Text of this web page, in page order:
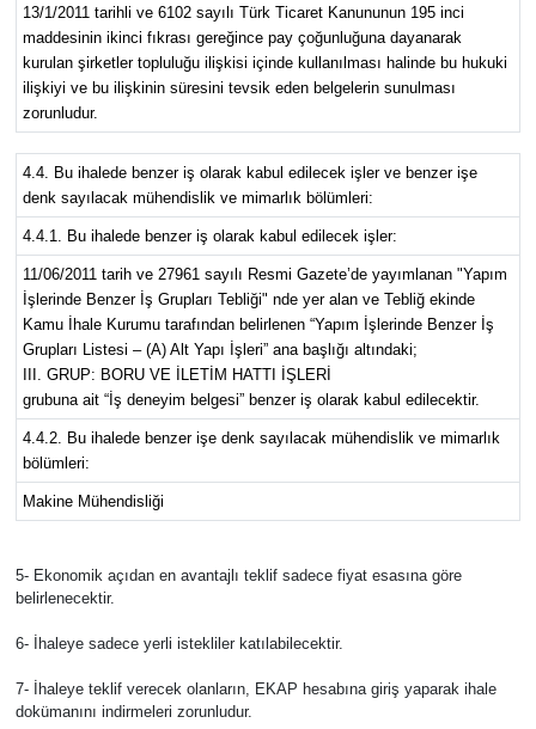
13/1/2011 tarihli ve 6102 sayılı Türk Ticaret Kanununun 195 inci
maddesinin ikinci fıkrası gereğince pay çoğunluğuna dayanarak
kurulan şirketler topluluğu ilişkisi içinde kullanılması halinde bu hukuki
ilişkiyi ve bu ilişkinin süresini tevsik eden belgelerin sunulması
zorunludur.
4.4. Bu ihalede benzer iş olarak kabul edilecek işler ve benzer işe
denk sayılacak mühendislik ve mimarlık bölümleri:
4.4.1. Bu ihalede benzer iş olarak kabul edilecek işler:
11/06/2011 tarih ve 27961 sayılı Resmi Gazete’de yayımlanan "Yapım
İşlerinde Benzer İş Grupları Tebliği" nde yer alan ve Tebliğ ekinde
Kamu İhale Kurumu tarafından belirlenen “Yapım İşlerinde Benzer İş
Grupları Listesi – (A) Alt Yapı İşleri” ana başlığı altındaki;
III. GRUP: BORU VE İLETİM HATTI İŞLERİ
grubuna ait “İş deneyim belgesi” benzer iş olarak kabul edilecektir.
4.4.2. Bu ihalede benzer işe denk sayılacak mühendislik ve mimarlık
bölümleri:
Makine Mühendisliği
5- Ekonomik açıdan en avantajlı teklif sadece fiyat esasına göre
belirlenecektir.
6- İhaleye sadece yerli istekliler katılabilecektir.
7- İhaleye teklif verecek olanların, EKAP hesabına giriş yaparak ihale
dokümanını indirmeleri zorunludur.